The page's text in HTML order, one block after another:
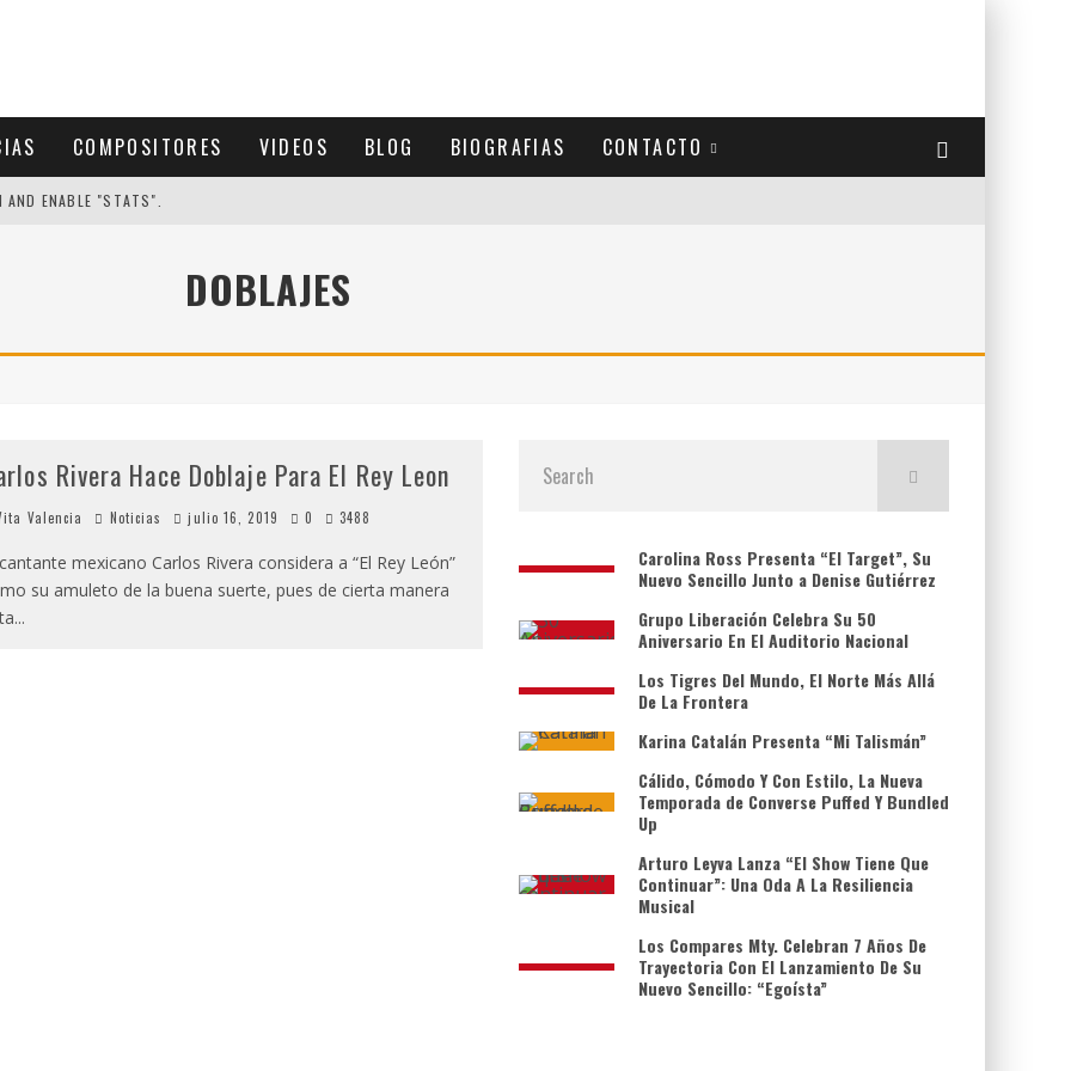
COMPOSITORES VIDEOS BLOG BIOGRAFIAS CONTACTO
AND ENABLE "STATS".
DOBLAJES
Rivera Hace Doblaje Para El Rey Leon
Valencia Noticias julio 16, 2019 0 3488
mexicano Carlos Rivera considera a “El Rey León”
su amuleto de la buena suerte, pues de cierta manera
...
Carolina Ross Presenta “El Target”, Su
Nuevo Sencillo Junto a Denise Gutiérrez
Grupo Liberación Celebra Su 50
Aniversario En El Auditorio Nacional
Los Tigres Del Mundo, El Norte Más Allá
De La Frontera
Karina Catalán Presenta “Mi Talismán”
Cálido, Cómodo Y Con Estilo, La Nueva
Temporada de Converse Puffed Y Bundled
Up
Arturo Leyva Lanza “El Show Tiene Que
Continuar”: Una Oda A La Resiliencia
Musical
Los Compares Mty. Celebran 7 Años De
Trayectoria Con El Lanzamiento De Su
Nuevo Sencillo: “Egoísta”